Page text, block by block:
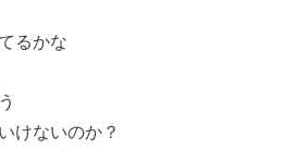
るかな
けないのか？